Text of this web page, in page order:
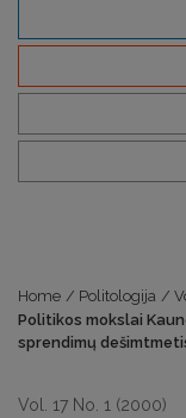
Home / Politologija /
Politikos mokslai
sprendimų
Vol. 17 No. 1 (2000)